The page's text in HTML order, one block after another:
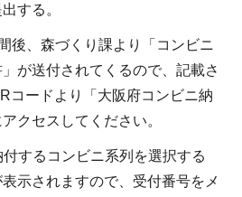
する。
後、森づくり課より「コンビニ
が送付されてくるので、記載さ
コードより「大阪府コンビニ納
クセスしてください。
するコンビニ系列を選択する
示されますので、受付番号をメ